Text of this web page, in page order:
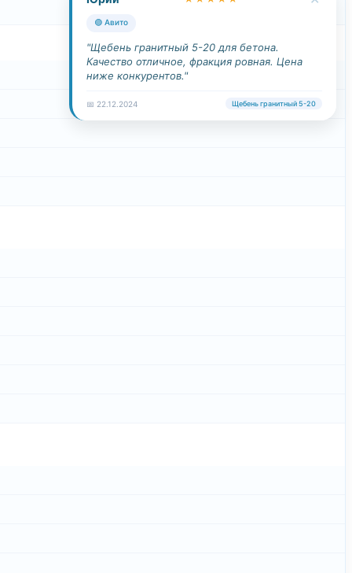
🟢 Авито
"Щебень гранитный 5-20 для бетона.
Качество отличное, фракция ровная. Цена
ниже конкурентов."
📅 22.12.2024 Щебень гранитный 5-20